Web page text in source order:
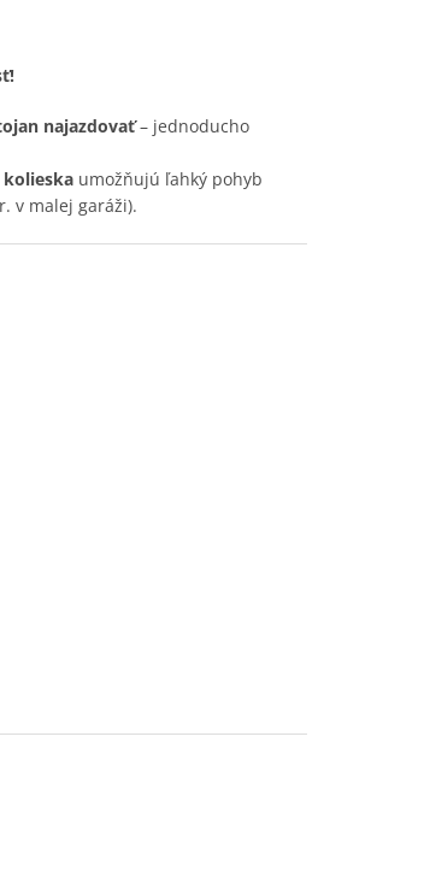
najazdovať– jednoducho
kolieska umožňujú ľahký pohyb
v malej garáži).